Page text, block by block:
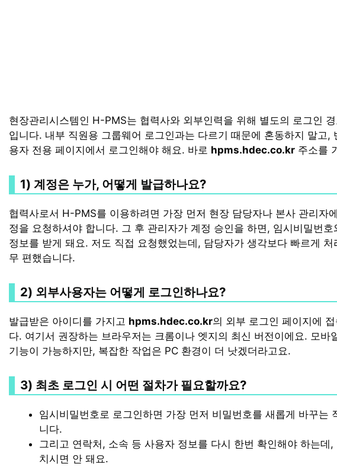
현장관리시스템인 H-PMS는 협력사와 외부인력을 위해 별도의 로그인
입니다. 내부 직원용 그룹웨어 로그인과는 다르기 때문에 혼동하지 말고,
용자 전용 페이지에서 로그인해야 해요. 바로 hpms.hdec.co.kr 주소를
1) 계정은 누가, 어떻게 발급하나요?
협력사로서 H-PMS를 이용하려면 가장 먼저 현장 담당자나 본사 관리자
정을 요청하셔야 합니다. 그 후 관리자가 계정 승인을 하면, 임시비밀번호
정보를 받게 돼요. 저도 직접 요청했었는데, 담당자가 생각보다 빠르게 처
무 편했습니다.
2) 외부사용자는 어떻게 로그인하나요?
발급받은 아이디를 가지고 hpms.hdec.co.kr의 외부 로그인 페이지에
다. 여기서 권장하는 브라우저는 크롬이나 엣지의 최신 버전이에요. 모바
기능이 가능하지만, 복잡한 작업은 PC 환경이 더 낫겠더라고요.
3) 최초 로그인 시 어떤 절차가 필요할까요?
임시비밀번호로 로그인하면 가장 먼저 비밀번호를 새롭게 바꾸는
니다.
그리고 연락처, 소속 등 사용자 정보를 다시 한번 확인해야 하는데,
치시면 안 돼요.